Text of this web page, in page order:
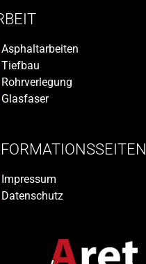
Asphaltarbeiten
Tiefbau
Rohrverlegung
Glasfaser
Impressum
Datenschutz